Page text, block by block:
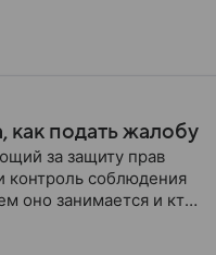
как подать жалобу
за защиту прав
контроль соблюдения
оно занимается и кто